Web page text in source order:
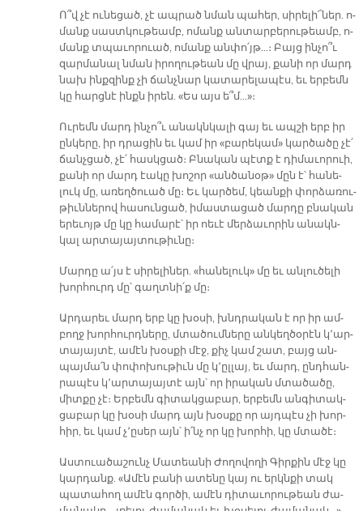
Ո՞վ չէ ու­նե­ցած, չէ ապ­րած նման պա­հեր, սի­րե­լի՜­ներ. ո­
մանք սաստ­կու­թեամբ, ո­մանք ան­տար­բե­րու­թեամբ, ո­
մանք տպա­ւո­րուած, ո­մանք ան­փո՛յթ…։ Բայց ին­չո՞ւ
զար­մա­նալ նման ի­րո­ղու­թեան մը վրայ, քա­նի որ մարդ
նախ ինք­զինք չի ճանչ­նար կա­տա­րե­լա­պէս, եւ եր­բեմն
կը հարց­նէ ինքն ի­րեն. «Ես այս ե՞մ…»։­
Ու­րեմն մարդ ին­չո՞ւ ա­նակն­կա­լի գայ եւ ապ­շի երբ իր
ըն­կե­րը, իր դրա­ցին եւ կամ իր «բա­րե­կամ» կար­ծա­ծը չէ՛
ճանչ­ցած, չէ՛ հասկ­ցած։ Բնա­կան պէտք է դի­մա­ւո­րուի,
քա­նի որ մարդ էա­կը խո­շոր «ան­ծա­նօթ» մըն է՝ հա­նե­
լուկ մը, ա­ռեղ­ծուած մը։ Եւ կար­ծեմ, կեան­քի փոր­ձա­ռու­
թիւն­նե­րով հա­սուն­ցած, ի­մաս­տա­ցած մար­դը բնա­կան
ե­րե­ւոյթ մը կը հա­մա­րէ՝ իր ոե­ւէ մեր­ձա­ւո­րին ա­նակն­
կալ ար­տա­յայ­տու­թիւ­նը։
Մար­դը ա՛յս է սի­րե­լի­ներ. «հա­նե­լուկ» մը եւ ան­լու­ծե­լի
խոր­հուրդ մը՝ գաղտ­նի՛ք մը։
Ար­դա­րեւ մարդ երբ կը խօ­սի, խնդրա­կան է որ իր ամ­
բողջ խոր­հուրդ­նե­րը, մտա­ծում­նե­րը ան­կեղ­ծօ­րէն կ՚ար­
տա­յայ­տէ, ա­մէն խօս­քի մէջ, քիչ կամ շատ, բայց ան­
պայ­մա՛ն փո­փո­խու­թիւն մը կ՚ըլ­լայ, եւ մարդ, ընդ­հան­
րա­պէս կ՚ար­տա­յայ­տէ այն՝ որ ի­րա­կան մտա­ծա­ծը,
միտ­քը չէ։ Եր­բեմն գի­տակ­ցա­բար, եր­բեմն ան­գի­տակ­
ցա­բար կը խօ­սի մարդ այն խօս­քը որ այդ­պէս չի խոր­
հիր, եւ կամ չ՚ը­սեր այն՝ ի՛նչ որ կը խոր­հի, կը մտա­ծէ։
Աս­տուա­ծա­շունչ Մա­տեա­նի Ժո­ղո­վո­ղի Գիր­քին մէջ կը
կար­դանք. «Ա­մէն բա­նի ա­տե­նը կայ ու երկն­քի տակ
պա­տա­հող ա­մէն գոր­ծի, ա­մէն դի­տա­ւո­րու­թեան ժա­